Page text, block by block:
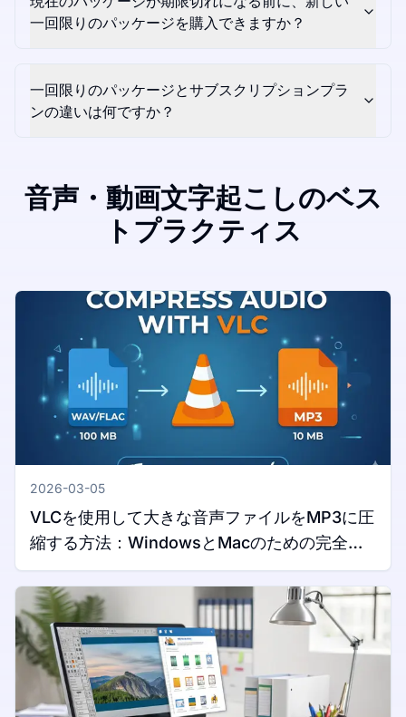
一回限りのパッケージを購入できますか？
一回限りのパッケージとサブスクリプションプラ
ンの違いは何ですか？
音声・動画文字起こしのベス
トプラクティス
2026-03-05
VLCを使用して大きな音声ファイルをMP3に圧
縮する方法：WindowsとMacのための完全ガ
イド